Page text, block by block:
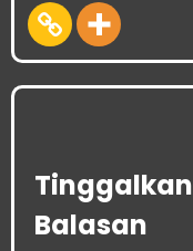
Tinggalkan
Balasan